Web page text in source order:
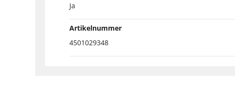
Ja
Artikelnummer
4501029348